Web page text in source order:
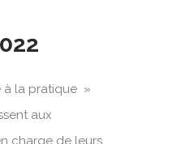
à la pratique »
aux